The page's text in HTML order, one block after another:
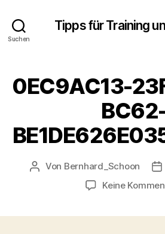
Suchen
Tipps für Training
0EC9AC13-
Beitragsautor
Von Bernhard_Schoon
Keine